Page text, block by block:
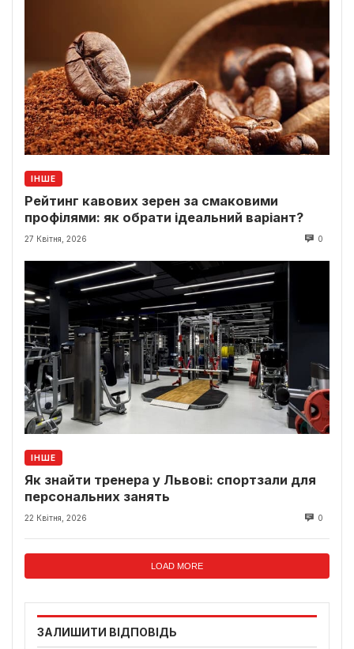
ІНШЕ
Рейтинг кавових зерен за смаковими
профілями: як обрати ідеальний варіант?
27 Квітня, 2026 0
ІНШЕ
Як знайти тренера у Львові: спортзали для
персональних занять
22 Квітня, 2026 0
LOAD MORE
ЗАЛИШИТИ ВІДПОВІДЬ